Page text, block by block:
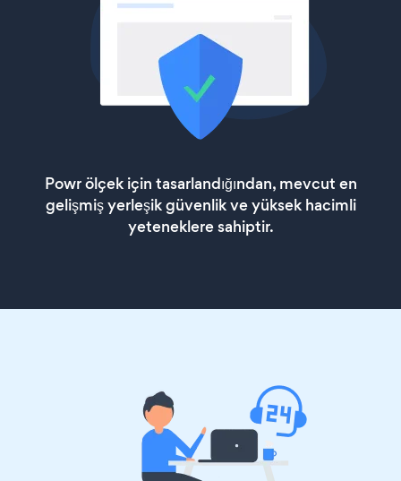
Powr ölçek için tasarlandığından, mevcut en
gelişmiş yerleşik güvenlik ve yüksek hacimli
yeteneklere sahiptir.